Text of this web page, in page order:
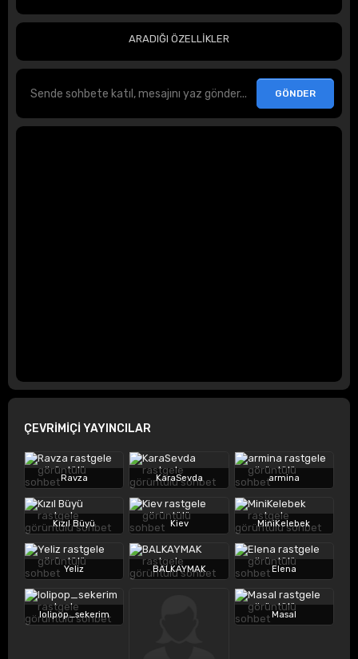
ARADIĞI ÖZELLİKLER
ÇEVRİMİÇİ YAYINCILAR
Ravza KaraSevda armina
Kızıl Büyü Kiev MiniKelebek
Yeliz BALKAYMAK Elena
lolipop_sekerim Masal